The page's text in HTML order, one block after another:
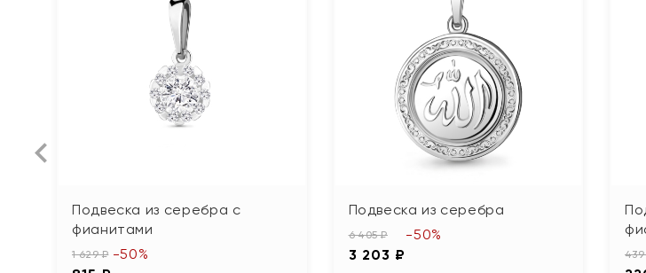
Подвеска из серебра с
фианитами
1 629 ₽ -50%
Подвеска из серебра
6 405 ₽
3 203 ₽
-50%